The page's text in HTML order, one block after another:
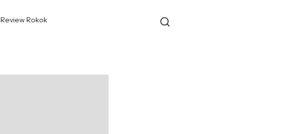
Review Rokok